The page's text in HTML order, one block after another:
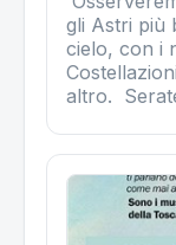
gli Astri più
cielo, con i
altro.